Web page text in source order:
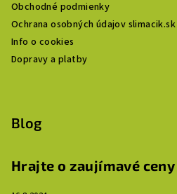
Obchodné podmienky
Ochrana osobných údajov slimacik.sk
Info o cookies
Dopravy a platby
Blog
Hrajte o zaujímavé ceny